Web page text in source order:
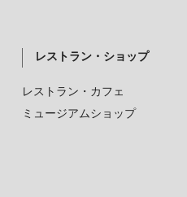
レストラン・ショップ
レストラン・カフェ
ミュージアムショップ